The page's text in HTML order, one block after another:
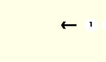
1